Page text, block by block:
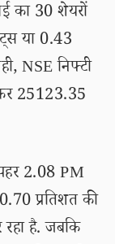
का 30 शेयरों
या 0.43
NSE निफ्टी
25123.35
2.08 PM
प्रतिशत की
है. जबकि